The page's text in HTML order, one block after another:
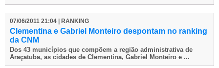
07/06/2011 21:04 | RANKING
Clementina e Gabriel Monteiro despontam no ranking
da CNM
Dos 43 municípios que compõem a região administrativa de
Araçatuba, as cidades de Clementina, Gabriel Monteiro e ...